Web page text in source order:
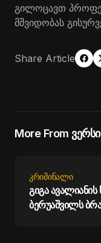
გილოცავთ
მშვიდობას
Share Article
More From
ᲙᲠᲘᲛᲘᲜᲐᲚᲘ
გიგა ავალიანის
ბერუაშვილს